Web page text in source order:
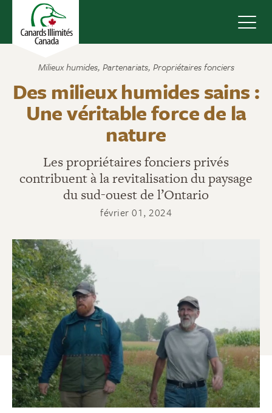
Milieux humides, Partenariats, Propriétaires fonciers
Des milieux humides sains :
Une véritable force de la
nature
Les propriétaires fonciers privés
contribuent à la revitalisation du paysage
du sud-ouest de l’Ontario
février 01, 2024